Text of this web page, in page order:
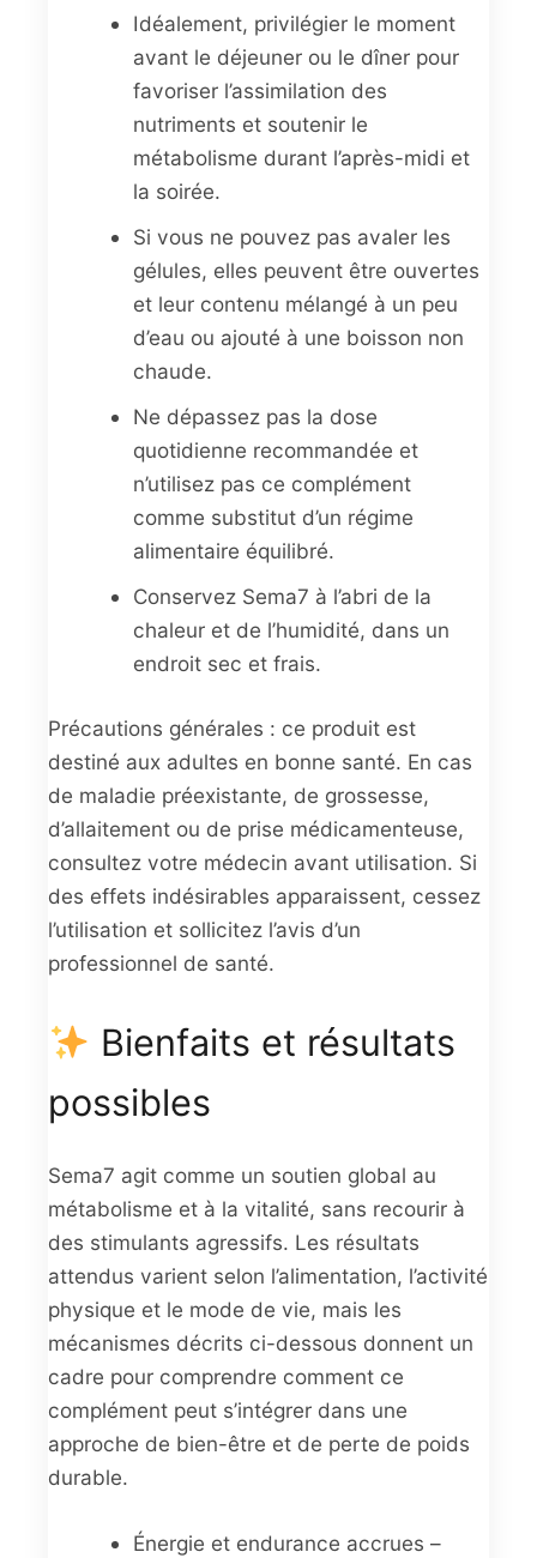
Idéalement, privilégier le moment
avant le déjeuner ou le dîner pour
favoriser l’assimilation des
nutriments et soutenir le
métabolisme durant l’après-midi et
la soirée.
Si vous ne pouvez pas avaler les
gélules, elles peuvent être ouvertes
et leur contenu mélangé à un peu
d’eau ou ajouté à une boisson non
chaude.
Ne dépassez pas la dose
quotidienne recommandée et
n’utilisez pas ce complément
comme substitut d’un régime
alimentaire équilibré.
Conservez Sema7 à l’abri de la
chaleur et de l’humidité, dans un
endroit sec et frais.
Précautions générales : ce produit est
destiné aux adultes en bonne santé. En cas
de maladie préexistante, de grossesse,
d’allaitement ou de prise médicamenteuse,
consultez votre médecin avant utilisation. Si
des effets indésirables apparaissent, cessez
l’utilisation et sollicitez l’avis d’un
professionnel de santé.
Bienfaits et résultats
possibles
Sema7 agit comme un soutien global au
métabolisme et à la vitalité, sans recourir à
des stimulants agressifs. Les résultats
attendus varient selon l’alimentation, l’activité
physique et le mode de vie, mais les
mécanismes décrits ci-dessous donnent un
cadre pour comprendre comment ce
complément peut s’intégrer dans une
approche de bien-être et de perte de poids
durable.
Énergie et endurance accrues –